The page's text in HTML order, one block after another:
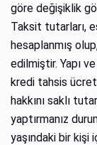
göre değişiklik
Taksit tutarları,
hesaplanmış
edilmiştir. Yapı
kredi tahsis
hakkını saklı
yaptırmanız
yaşındaki bir